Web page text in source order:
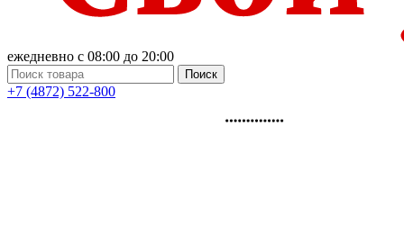
ежедневно с 08:00 до 20:00
Поиск
+7 (4872) 522-800